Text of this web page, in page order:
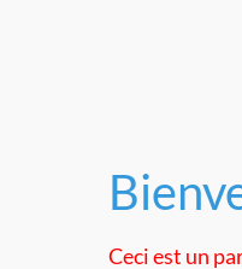
Ceci est un